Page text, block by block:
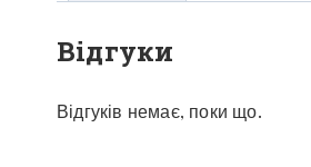
Відгуки
Відгуків немає, поки що.